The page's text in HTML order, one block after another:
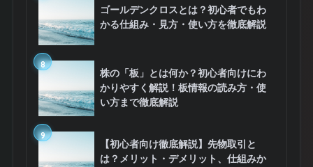
ゴールデンクロスとは？初心者でもわ
かる仕組み・見方・使い方を徹底解説
8
株の「板」とは何か？初心者向けにわ
かりやすく解説！板情報の読み方・使
い方まで徹底解説
9
【初心者向け徹底解説】先物取引と
は？メリット・デメリット、仕組みか